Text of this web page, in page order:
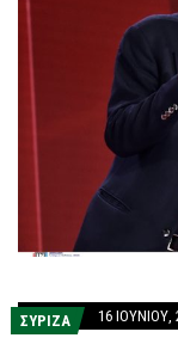
ΣΥΡΙΖΑ 16 ΙΟΥΝΊΟΥ,